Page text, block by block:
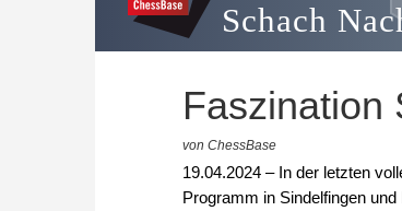
Schach
Faszination
von ChessBase
19.04.2024 – In der letzten
Programm in Sindelfingen